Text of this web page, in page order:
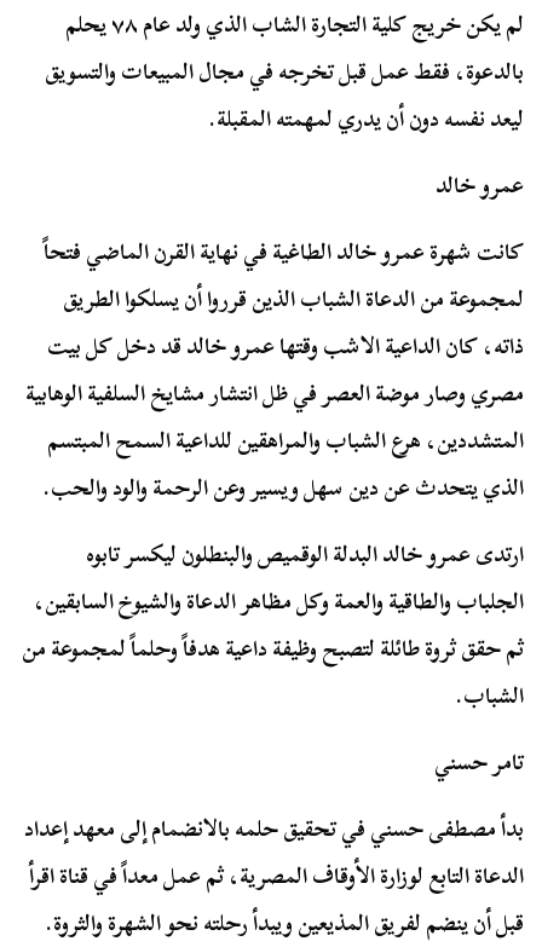
لم يكن خريج كلية التجارة الشاب الذي ولد عام ٧٨ يحلم
بالدعوة، فقط عمل قبل تخرجه في مجال المبيعات والتسويق
ليعد نفسه دون أن يدري لمهمته المقبلة.
عمرو خالد
كانت شهرة عمرو خالد الطاغية في نهاية القرن الماضي فتحاً
لمجموعة من الدعاة الشباب الذين قرروا أن يسلكوا الطريق
ذاته، كان الداعية الاشب وقتها عمرو خالد قد دخل كل بيت
مصري وصار موضة العصر في ظل انتشار مشايخ السلفية الوهابية
المتشددين، هرع الشباب والمراهقين للداعية السمح المبتسم
الذي يتحدث عن دين سهل ويسير وعن الرحمة والود والحب.
ارتدى عمرو خالد البدلة الوقميص والبنطلون ليكسر تابوه
الجلباب والطاقية والعمة وكل مظاهر الدعاة والشيوخ السابقين،
ثم حقق ثروة طائلة لتصبح وظيفة داعية هدفاً وحلماً لمجموعة من
الشباب.
تامر حسني
بدأ مصطفى حسني في تحقيق حلمه بالانضمام إلىمعهد إعداد
الدعاة التابع لوزارة الأوقاف المصرية، ثم عمل معداً في قناة اقرأ
قبل أن ينضم لفريق المذيعين ويبدأ رحلته نحو الشهرة والثروة.